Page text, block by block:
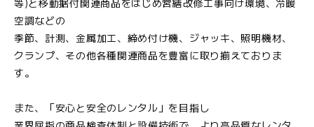
等)と移動据付関連商品をはじめ営繕改修工事向け環境、冷暖
空調などの
季節、計測、金属加工、締め付け機、ジャッキ、照明機材、
クランプ、その他各種関連商品を豊富に取り揃えておりま
す。
また、「安心と安全のレンタル」を目指し